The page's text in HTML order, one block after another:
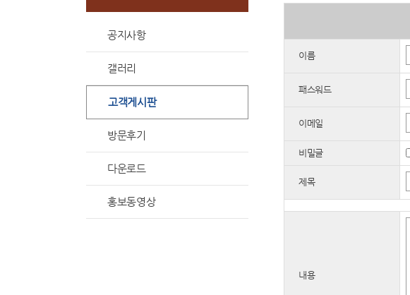
공지사항
갤러리
고객게시판
방문후기
다운로드
홍보동영상
이름
패스워드
이메일
비밀글
제목
내용